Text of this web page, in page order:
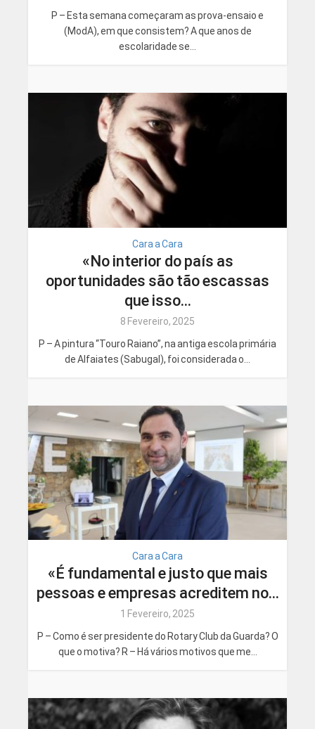
P – Esta semana começaram as prova-ensaio e
(ModA), em que consistem? A que anos de
escolaridade se...
Cara a Cara
«No interior do país as
oportunidades são tão escassas
que isso...
8 Fevereiro, 2025
P – A pintura “Touro Raiano”, na antiga escola primária
de Alfaiates (Sabugal), foi considerada o...
Cara a Cara
«É fundamental e justo que mais
pessoas e empresas acreditem no...
1 Fevereiro, 2025
P – Como é ser presidente do Rotary Club da Guarda? O
que o motiva? R – Há vários motivos que me...